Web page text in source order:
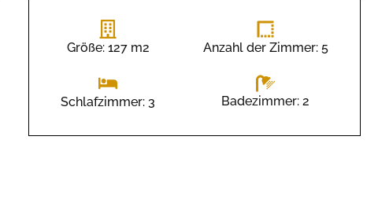
Größe: 127 m2 Anzahl der Zimmer: 5
Schlafzimmer: 3 Badezimmer: 2